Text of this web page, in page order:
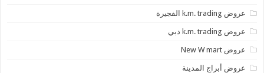
عروض k.m. trading الفجيرة
عروض k.m. trading دبي
عروض New W mart
عروض أبراج المدينة